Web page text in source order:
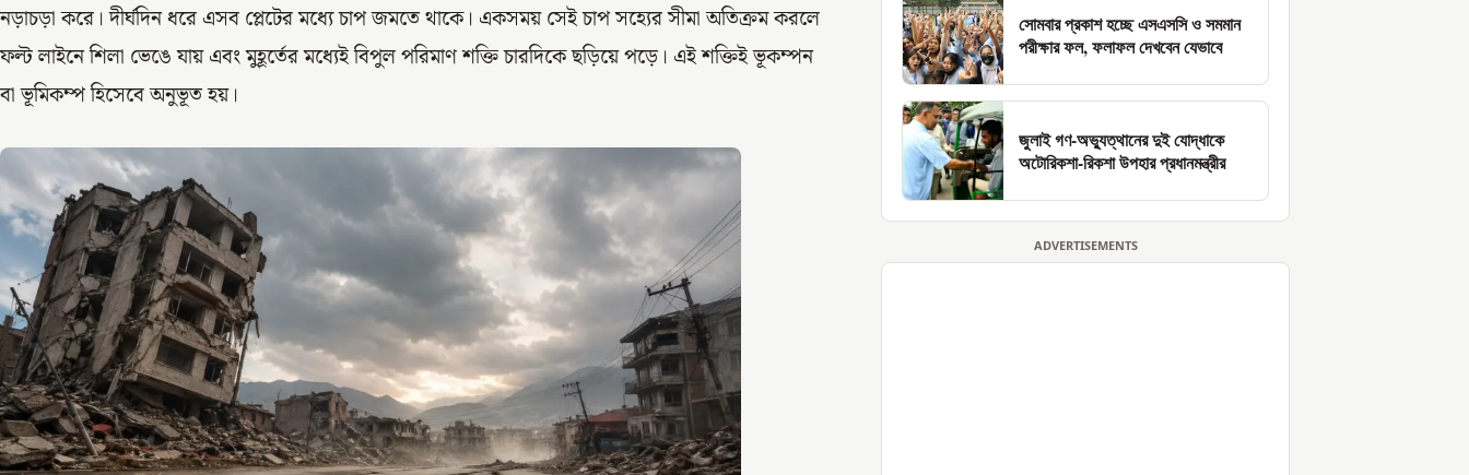
নড়াচড়া করে। দীর্ঘদিন ধরে এসব প্লেটের মধ্যে চাপ জমতে থাকে। একসময় সেই চাপ সহ্যের সীমা অতিক্রম করলে
ফল্ট লাইনে শিলা ভেঙে যায় এবং মুহূর্তের মধ্যেই বিপুল পরিমাণ শক্তি চারদিকে ছড়িয়ে পড়ে। এই শক্তিই ভূকম্পন
বা ভূমিকম্প হিসেবে অনুভূত হয়।
সোমবার প্রকাশ হচ্ছে এসএসসি ও সমমান
পরীক্ষার ফল, ফলাফল দেখবেন যেভাবে
জুলাই গণ-অভ্যুত্থানের দুই যোদ্ধাকে
অটোরিকশা-রিকশা উপহার প্রধানমন্ত্রীর
ADVERTISEMENTS